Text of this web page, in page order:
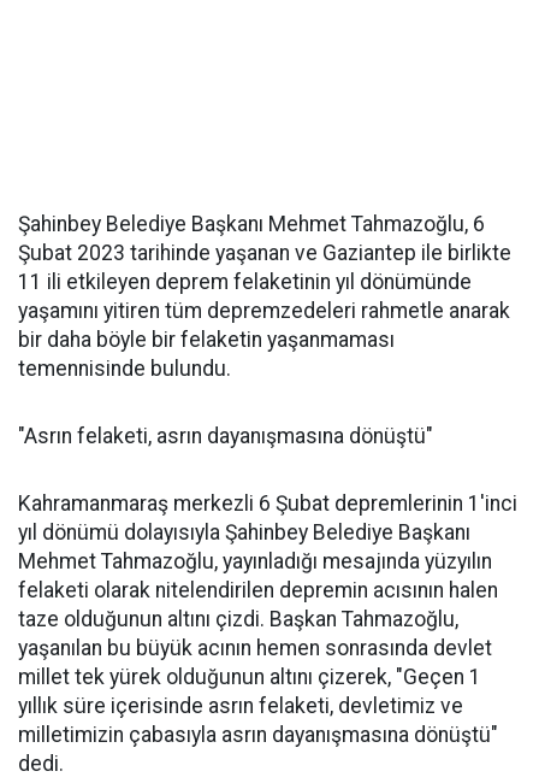
Şahinbey Belediye Başkanı Mehmet Tahmazoğlu, 6
Şubat 2023 tarihinde yaşanan ve Gaziantep ile birlikte
11 ili etkileyen deprem felaketinin yıl dönümünde
yaşamını yitiren tüm depremzedeleri rahmetle anarak
bir daha böyle bir felaketin yaşanmaması
temennisinde bulundu.
"Asrın felaketi, asrın dayanışmasına dönüştü"
Kahramanmaraş merkezli 6 Şubat depremlerinin 1'inci
yıl dönümü dolayısıyla Şahinbey Belediye Başkanı
Mehmet Tahmazoğlu, yayınladığı mesajında yüzyılın
felaketi olarak nitelendirilen depremin acısının halen
taze olduğunun altını çizdi. Başkan Tahmazoğlu,
yaşanılan bu büyük acının hemen sonrasında devlet
millet tek yürek olduğunun altını çizerek, "Geçen 1
yıllık süre içerisinde asrın felaketi, devletimiz ve
milletimizin çabasıyla asrın dayanışmasına dönüştü"
dedi.